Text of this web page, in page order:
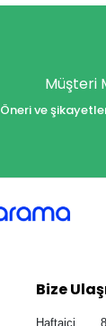
Müşteri
Öneri ve
Bize
Haftaiçi